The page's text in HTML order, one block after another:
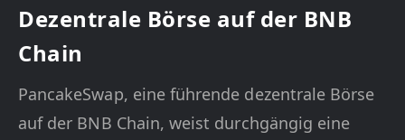
Dezentrale Börse auf der BNB
Chain
PancakeSwap, eine führende dezentrale Börse
auf der BNB Chain, weist durchgängig eine